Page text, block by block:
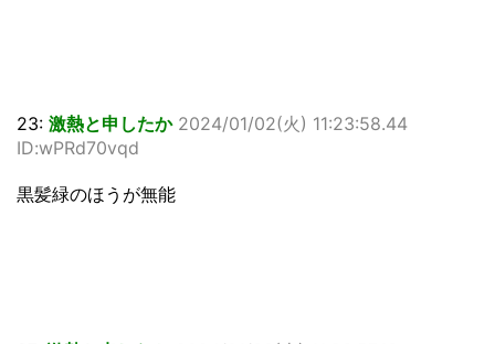
23: 激熱と申したか 2024/01/02(火) 11:23:58.44
ID:wPRd70vqd
黒髪緑のほうが無能